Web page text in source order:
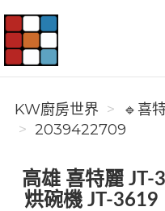
KW廚房世界
KW廚房世界
🔹喜
2039422709
高雄 喜特麗 JT-
烘碗機 JT-